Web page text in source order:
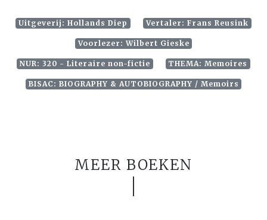
Uitgeverij: Hollands Diep Vertaler: Frans Reusink
Voorlezer: Wilbert Gieske
NUR: 320 - Literaire non-fictie THEMA: Memoires
BISAC: BIOGRAPHY & AUTOBIOGRAPHY / Memoirs
MEER BOEKEN